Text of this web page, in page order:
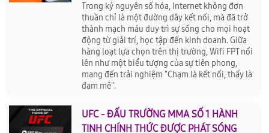
Trong kỷ nguyên số hóa, Internet không đơn
thuần chỉ là một đường dây kết nối, mà đã trở
thành mạch máu duy trì sự sống cho mọi hoạt
động từ giải trí, học tập đến kinh doanh. Giữa
hàng loạt lựa chọn trên thị trường, Wifi FPT nổi
lên như một biểu tượng của sự tiên phong,
mang đến trải nghiệm "Chạm là kết nối, thấy là
đam mê".
UFC - ĐẤU TRƯỜNG MMA SỐ 1 HÀNH
TINH CHÍNH THỨC ĐƯỢC PHÁT SÓNG